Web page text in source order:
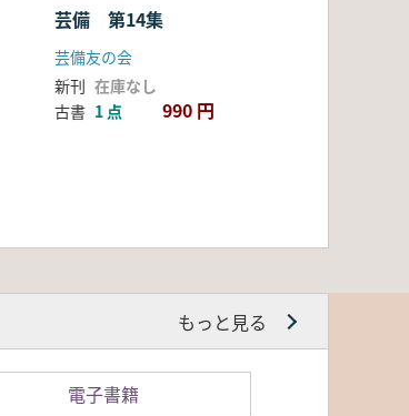
芸備 第14集
芸備友の会
新刊 在庫なし
古書 1 点 990 円
もっと見る
電子書籍